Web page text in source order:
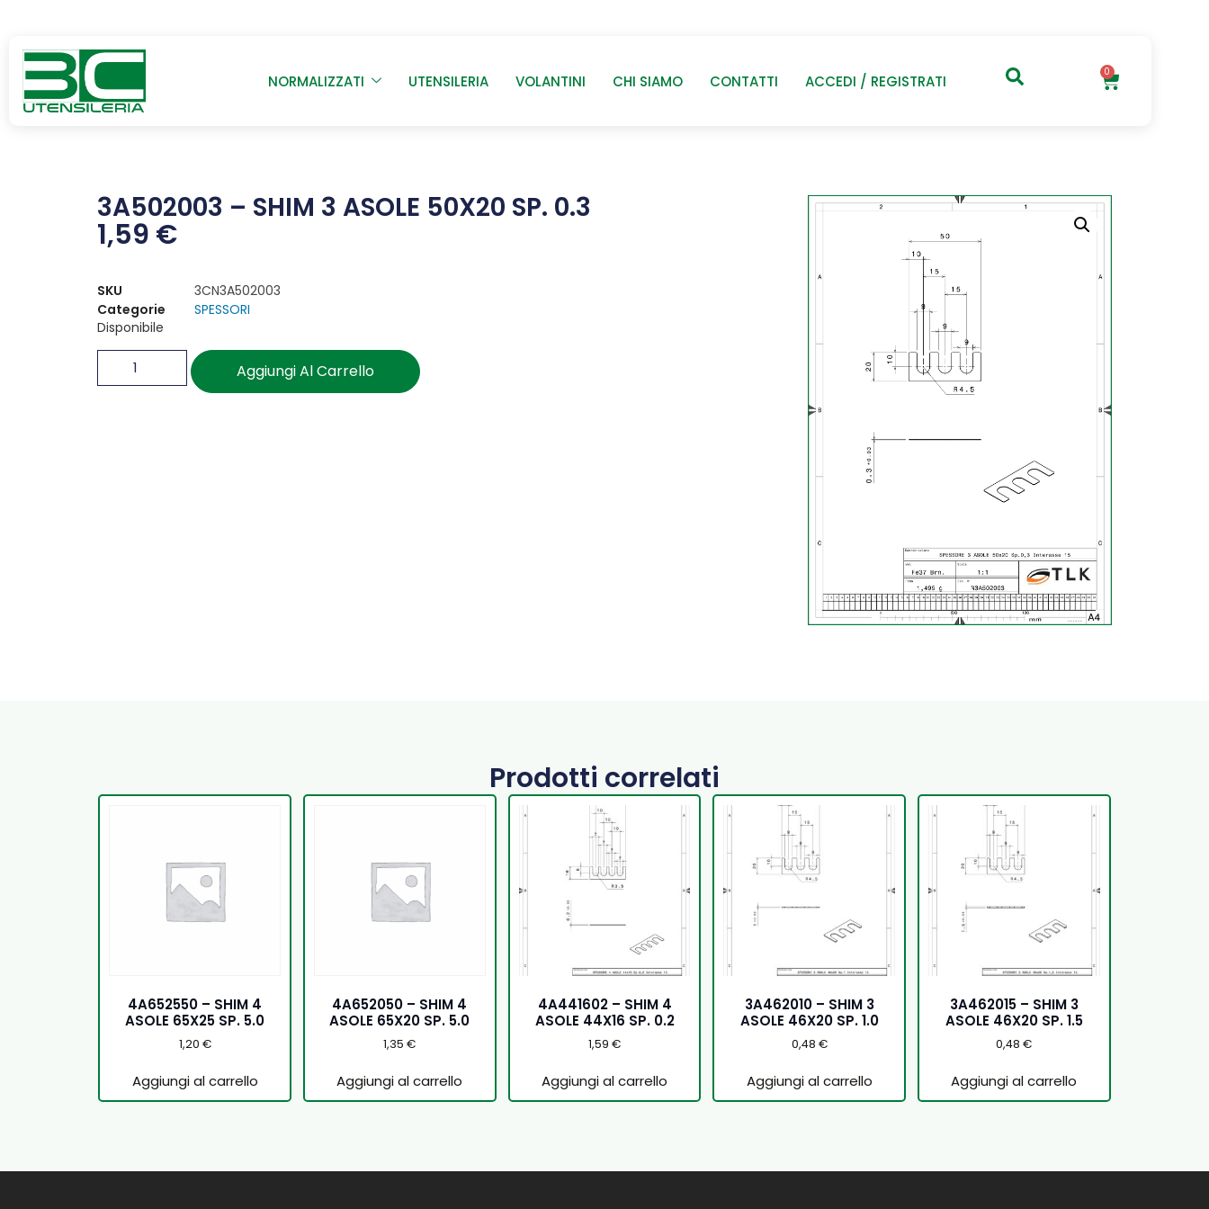
NORMALIZZATI UTENSILERIA VOLANTINI CHI SIAMO CONTATTI ACCEDI / REGISTRATI 0
3A502003 – SHIM 3 ASOLE 50X20 SP. 0.3
1,59 €
SKU
3CN3A502003
Categorie
SPESSORI
Disponibile
Aggiungi Al Carrello
Prodotti correlati
4A652550 – SHIM 4
ASOLE 65X25 SP. 5.0
1,20 €
Aggiungi al carrello
4A652050 – SHIM 4
ASOLE 65X20 SP. 5.0
1,35€
Aggiungi al carrello
4A441602 – SHIM 4
ASOLE 44X16 SP. 0.2
1,59 €
Aggiungi al carrello
3A462010 – SHIM 3
ASOLE 46X20 SP. 1.0
0,48 €
Aggiungi al carrello
3A462015 – SHIM 3
ASOLE 46X20 SP. 1.5
0,48€
Aggiungi al carrello